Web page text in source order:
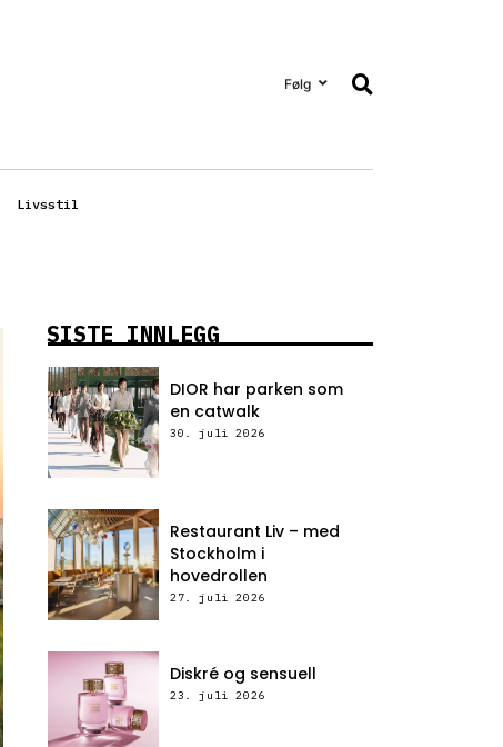
Følg
Livsstil
SISTE INNLEGG
DIOR har parken som
en catwalk
30. juli 2026
Restaurant Liv – med
Stockholm i
hovedrollen
27. juli 2026
Diskré og sensuell
23. juli 2026